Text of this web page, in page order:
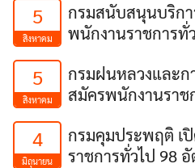
5
สิงหาคม
กรมสนับสนุนบริก
พนักงานราชการทั่
5
สิงหาคม
กรมฝนหลวงและก
สมัครพนักงานราช
4
มิถุนายน
กรมคุมประพฤติ เ
ราชการทั่วไป 98 อั